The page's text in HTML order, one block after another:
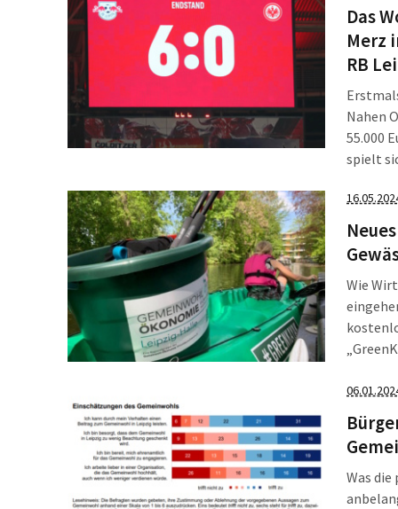
Das
Merz
RB
Nahen
55.000
spielt
Wie
Natur
in
Was